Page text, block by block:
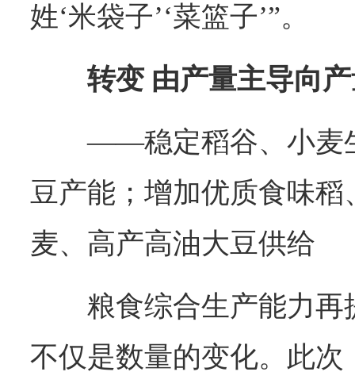
姓‘米袋子’‘菜篮子’”。
转变 由产量主导向
——稳定稻谷、小麦
豆产能；增加优质食味
麦、高产高油大豆供给
粮食综合生产能力再
不仅是数量的变化。此